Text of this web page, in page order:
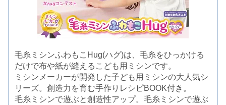
毛糸ミシンふわもこHug(ハグ)は、毛糸をひっかける
だけで布や紙が縫えるこども用ミシンです。
ミシンメーカーが開発した子ども用ミシンの大人気シ
リーズ。創造力を育む手作りレシピBOOK付き。
毛糸ミシンで遊ぶと創造性アップ。毛糸ミシンで遊ぶ